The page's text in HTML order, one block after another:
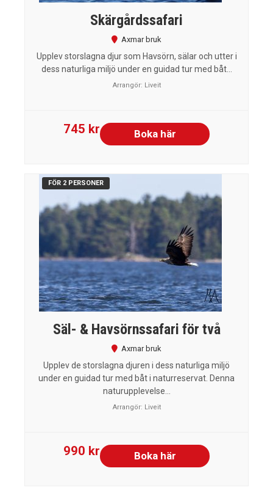
Skärgårdssafari
Axmar bruk
Upplev storslagna djur som Havsörn, sälar och utter i
dess naturliga miljö under en guidad tur med båt...
Arrangör: Liveit
745 kr Boka här
FÖR 2 PERSONER
Säl- & Havsörnssafari för två
Axmar bruk
Upplev de storslagna djuren i dess naturliga miljö
under en guidad tur med båt i naturreservat. Denna
naturupplevelse...
Arrangör: Liveit
990 kr Boka här